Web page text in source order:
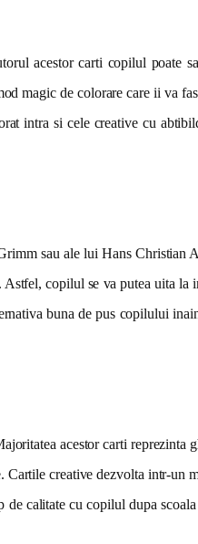
acestor carti copilul poate
magic de colorare care ii va
intra si cele creative cu
sau ale lui Hans Christian
copilul se va putea uita
buna de pus copilului
acestor carti reprezinta
creative dezvolta intr-un
calitate cu copilul dupa